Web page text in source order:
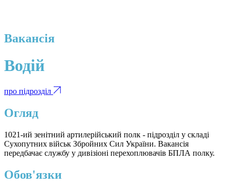
Вакансія
Водій
про підрозділ
Огляд
1021-ий зенітний артилерійський полк - підрозділ у складі
Сухопутних військ Збройних Сил України. Вакансія
передбачає службу у дивізіоні перехоплювачів БПЛА полку.
Обов'язки